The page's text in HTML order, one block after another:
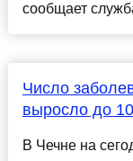
сообщает
Число
выросло до
В Чечне на